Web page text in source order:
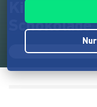
Schokolade